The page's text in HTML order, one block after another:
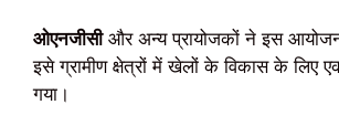
ओएनजीसीऔर अन्य प्रायोजकों ने इस
इसे ग्रामीण क्षेत्रों में खेलों के विकास के लिए
गया।